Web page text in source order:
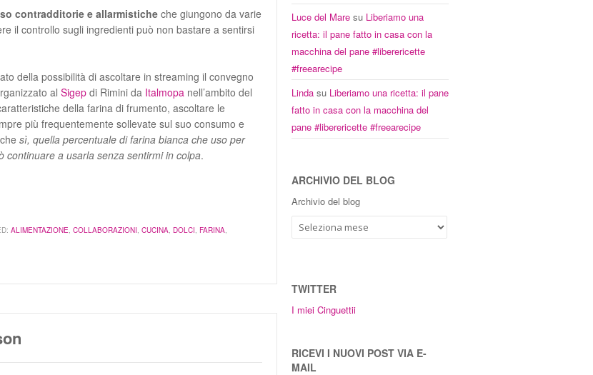
contradditorie e allarmistiche che giungono da varie
il controllo sugli ingredienti può non bastare a sentirsi
della possibilità di ascoltare in streaming il convegno
al Sigep di Rimini da Italmopa nell’ambito del
della farina di frumento, ascoltare le
più frequentemente sollevate sul suo consumo e
sì, quella percentuale di farina bianca che uso per
continuare a usarla senza sentirmi in colpa.
ALIMENTAZIONE, COLLABORAZIONI, CUCINA, DOLCI, FARINA,
Luce del Mare su Liberiamo una
ricetta: il pane fatto in casa con la
macchina del pane #liberericette
#freearecipe
Linda su Liberiamo una ricetta: il pane
fatto in casa con la macchina del
pane #liberericette #freearecipe
ARCHIVIO DEL BLOG
Archivio del blog
TWITTER
I miei Cinguettii
RICEVI I NUOVI POST VIA E-
MAIL